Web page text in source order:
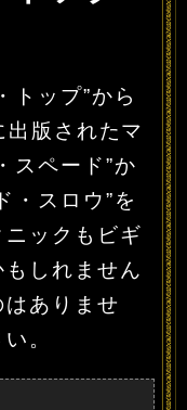
トップ”から
版されたマ
スペード”か
・スロウ”を
ックもビギ
しれません
ありませ
。